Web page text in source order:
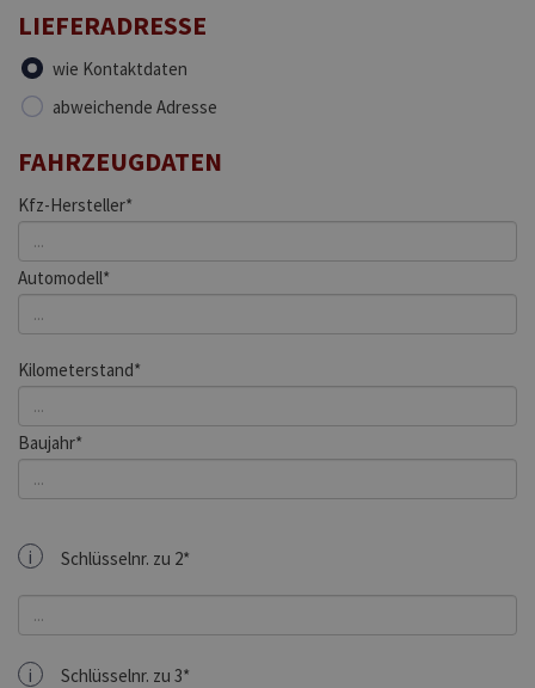
LIEFERADRESSE
wie Kontaktdaten
abweichende Adresse
FAHRZEUGDATEN
Kfz-Hersteller*
Automodell*
Kilometerstand*
Baujahr*
i Schlüsselnr. zu 2*
i Schlüsselnr. zu 3*